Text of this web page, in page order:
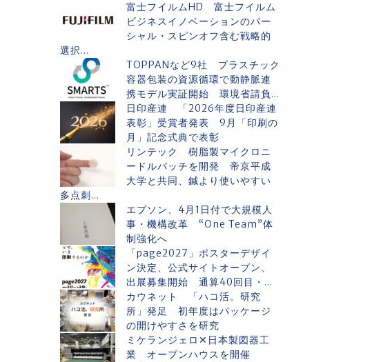
富士フイルムHD 富士フイルム
ビジネスイノベーションのパー
シャル・スピンオフ含む戦略的
選択...
TOPPANなど9社 プラスチック
容器包装の資源循環で動静脈連
携モデル実証開始 環境省請負...
日印産連 「2026年度日印産連
表彰」受賞者発表 9月「印刷の
月」記念式典で表彰
リンテック 樹脂製マイクロニ
ードルパッチを開発 帝京平成
大学と共同、鍼より使いやすい
多点刺...
エプソン、4月1日付で大規模人
事・機構改革 “One Team”体
制強化へ
「page2027」ポスターデザイ
ン決定、公式サイトオープン、
出展募集開始 通算40回目・...
カウネット 「ハコ活。研究
所」発足 初年度はパッケージ
の開けやすさを研究
ミケランジェロ✕日本製図器工
業 オープンハウスを開催